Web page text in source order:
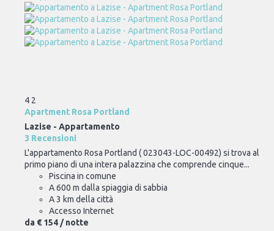
4 2
Apartment Rosa Portland
Lazise - Appartamento
3 Recensioni
L'appartamento Rosa Portland ( 023043-LOC-00492) si trova al
primo piano di una intera palazzina che comprende cinque...
Piscina in comune
A 600 m dalla spiaggia di sabbia
A 3 km della città
Accesso Internet
da € 154 / notte